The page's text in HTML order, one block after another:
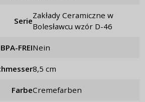
Serie
Zakłady Ceramiczne w
Bolesławcu wzór D-46
BPA-FREI Nein
8,5 cm
Farbe Cremefarben